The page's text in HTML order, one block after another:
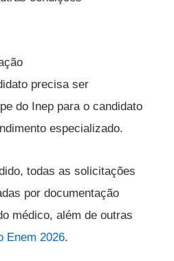
precisa ser
do Inep para o candidato
especializado.
todas as solicitações
por documentação
médico, além de outras
Enem 2026.